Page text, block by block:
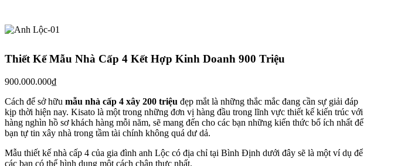
Thiết Kế Mẫu Nhà Cấp 4 Kết Hợp Kinh Doanh 900 Triệu
900.000.000₫
Cách để sở hữu mẫu nhà cấp 4 xây 200 triệu đẹp mắt là những thắc mắc đang cần sự giải đáp
kịp thời hiện nay. Kisato là một trong những đơn vị hàng đầu trong lĩnh vực thiết kế kiến trúc với
hàng nghìn hồ sơ khách hàng mỗi năm, sẽ mang đến cho các bạn những kiến thức bổ ích nhất để
bạn tự tin xây nhà trong tầm tài chính không quá dư dả.
Mẫu thiết kế nhà cấp 4 của gia đình anh Lộc có địa chỉ tại Bình Định dưới đây sẽ là một ví dụ để
các bạn có thể hình dung một cách chân thực nhất.